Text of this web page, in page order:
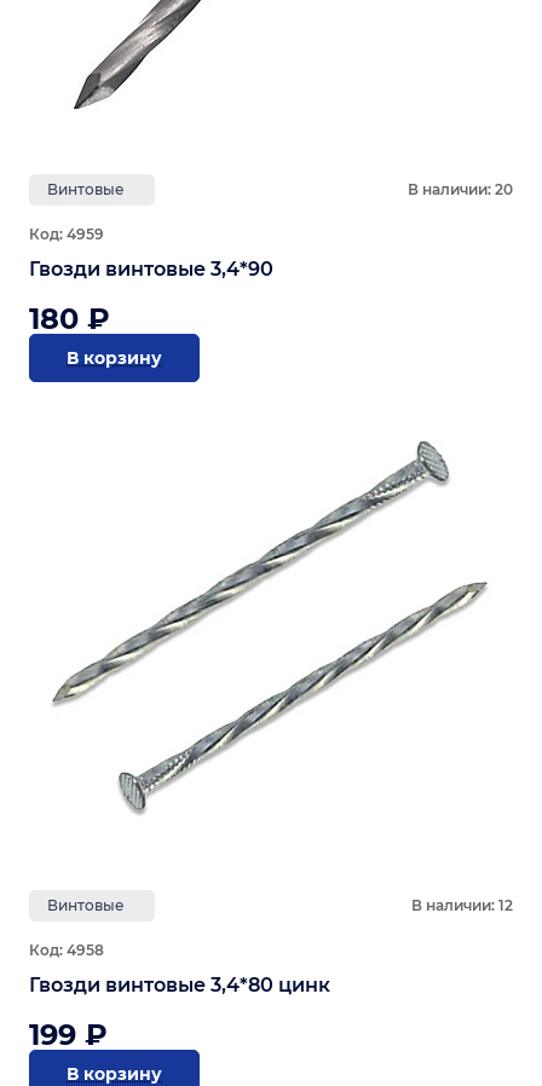
Винтовые В наличии: 20
Код: 4959
Гвозди винтовые 3,4*90
180 ₽
В корзину
Винтовые В наличии: 12
Код: 4958
Гвозди винтовые 3,4*80 цинк
199 ₽
В корзину